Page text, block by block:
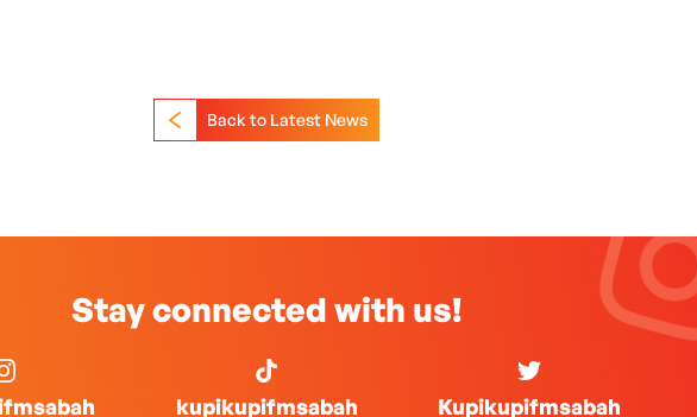
Back to Latest News
Stay connected with us!
kupikupifmsabah Kupikupifmsabah